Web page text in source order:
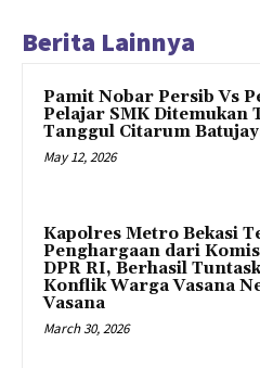
Berita Lainnya
Pamit Nobar Persib Vs
Pelajar SMK Ditemukan
Tanggul Citarum
May 12, 2026
Kapolres Metro Bekasi
Penghargaan dari
DPR RI, Berhasil
Konflik Warga Vasana
Vasana
March 30, 2026